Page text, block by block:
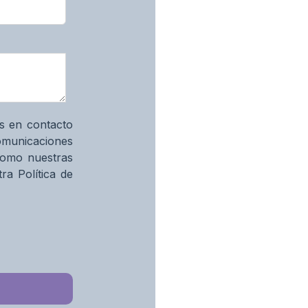
en contacto
nuestras
Política de